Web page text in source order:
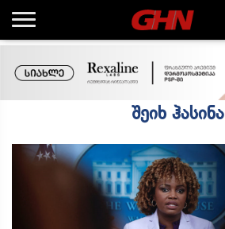
შეიხ ჰასინა